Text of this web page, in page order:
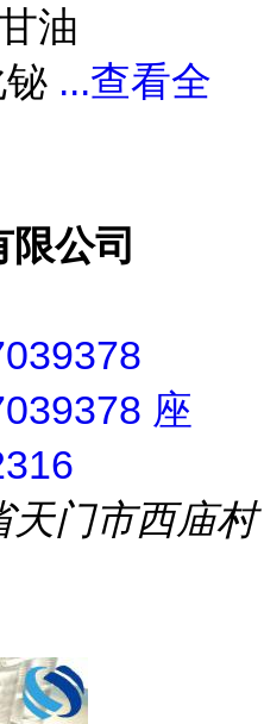
油
...查看全
公司
座
天门市西庙村